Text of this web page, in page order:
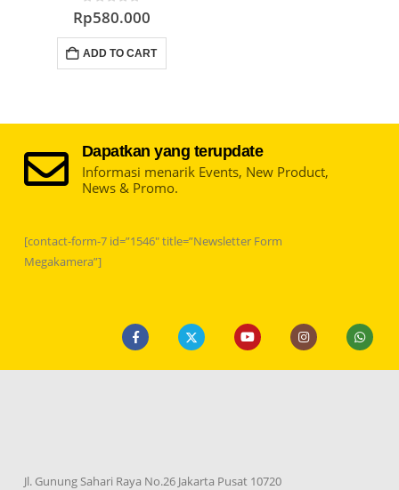
out of 5
Rp580.000
ADD TO CART
Dapatkan yang terupdate
Informasi menarik Events, New Product,
News & Promo.
[contact-form-7 id=”1546″ title=”Newsletter Form
Megakamera”]
Jl. Gunung Sahari Raya No.26 Jakarta Pusat 10720